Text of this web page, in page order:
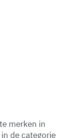
merken in
de categorie